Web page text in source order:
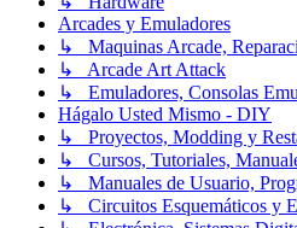
Arcades y Emuladores
↳ Maquinas Arcade,
↳ Arcade Art Attack
↳ Emuladores, Consolas
Hágalo Usted Mismo - DIY
↳ Proyectos, Modding y
↳ Cursos, Tutoriales,
↳ Manuales de Usuario,
↳ Circuitos Esquemáticos y